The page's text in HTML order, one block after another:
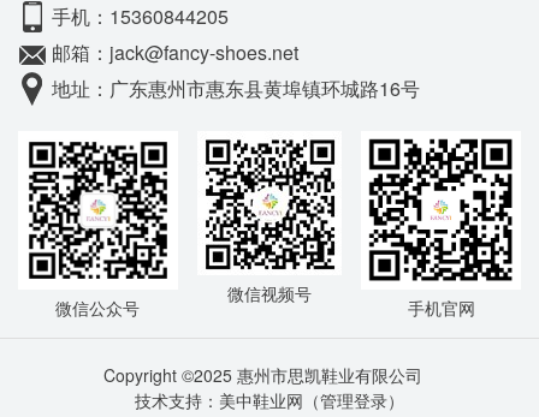
手机：15360844205
邮箱：jack@fancy-shoes.net
地址：广东惠州市惠东县黄埠镇环城路16号
微信公众号
微信视频号
手机官网
Copyright ©2025 惠州市思凯鞋业有限公司
技术支持：美中鞋业网（管理登录）